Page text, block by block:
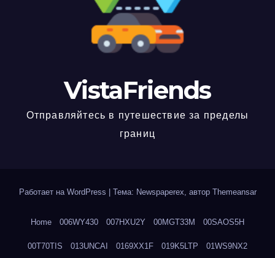
VistaFriends
Отправляйтесь в путешествие за пределы
границ
Работает на WordPress Тема: Newspaperex, автор Themeansar
Home 006WY430 007HXU2Y 00MGT33M 00SAOS5H
00T70TIS 013UNCAI 0169XX1F 019K5LTP 01WS9NX2